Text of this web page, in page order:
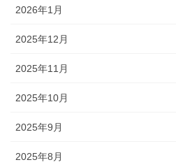
2026年1月
2025年12月
2025年11月
2025年10月
2025年9月
2025年8月